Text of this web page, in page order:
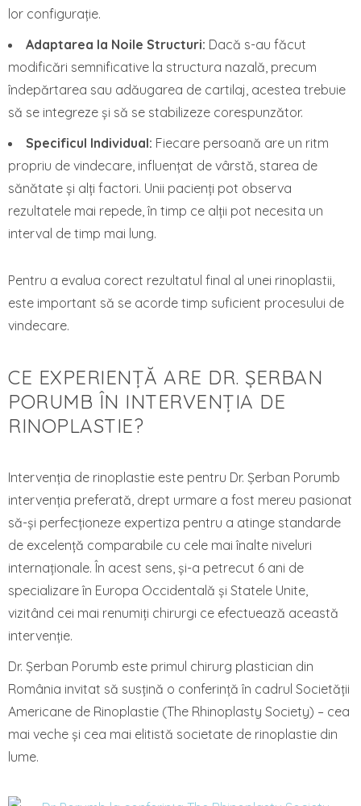
lor configurație.
Adaptarea la Noile Structuri: Dacă s-au făcut
modificări semnificative la structura nazală, precum
îndepărtarea sau adăugarea de cartilaj, acestea trebuie
să se integreze și să se stabilizeze corespunzător.
Specificul Individual: Fiecare persoană are un ritm
propriu de vindecare, influențat de vârstă, starea de
sănătate și alți factori. Unii pacienți pot observa
rezultatele mai repede, în timp ce alții pot necesita un
interval de timp mai lung.
Pentru a evalua corect rezultatul final al unei rinoplastii,
este important să se acorde timp suficient procesului de
vindecare.
CE EXPERIENȚĂ ARE DR. ȘERBAN
PORUMB ÎN INTERVENȚIA DE
RINOPLASTIE?
Intervenția de rinoplastie este pentru Dr. Șerban Porumb
intervenția preferată, drept urmare a fost mereu pasionat
să-și perfecționeze expertiza pentru a atinge standarde
de excelență comparabile cu cele mai înalte niveluri
internaționale. În acest sens, și-a petrecut 6 ani de
specializare în Europa Occidentală și Statele Unite,
vizitând cei mai renumiți chirurgi ce efectuează această
intervenție.
Dr. Șerban Porumb este primul chirurg plastician din
România invitat să susțină o conferință în cadrul Societății
Americane de Rinoplastie (The Rhinoplasty Society) – cea
mai veche și cea mai elitistă societate de rinoplastie din
lume.